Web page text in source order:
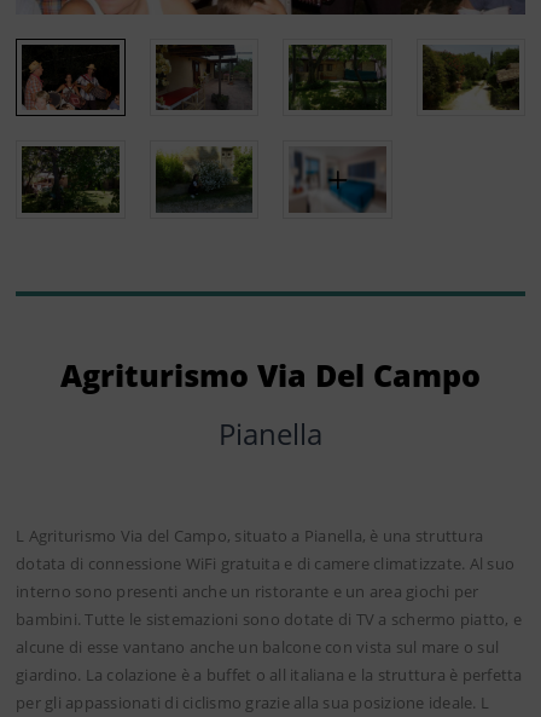
Agriturismo Via Del Campo
Pianella
L Agriturismo Via del Campo, situato a Pianella, è una struttura
dotata di connessione WiFi gratuita e di camere climatizzate. Al suo
interno sono presenti anche un ristorante e un area giochi per
bambini. Tutte le sistemazioni sono dotate di TV a schermo piatto, e
alcune di esse vantano anche un balcone con vista sul mare o sul
giardino. La colazione è a buffet o all italiana e la struttura è perfetta
per gli appassionati di ciclismo grazie alla sua posizione ideale. L